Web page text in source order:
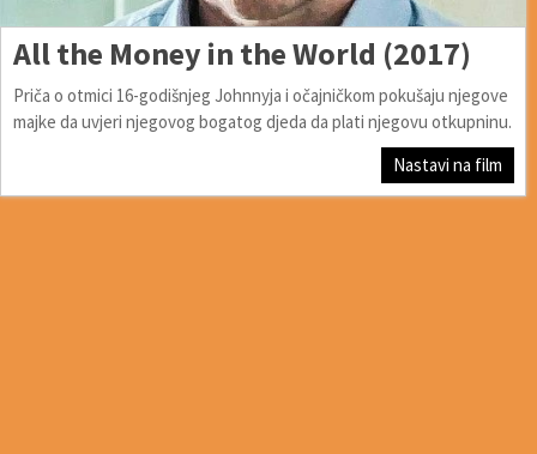
All the Money in the World (2017)
Priča o otmici 16-godišnjeg Johnnyja i očajničkom pokušaju njegove
majke da uvjeri njegovog bogatog djeda da plati njegovu otkupninu.
Nastavi na film